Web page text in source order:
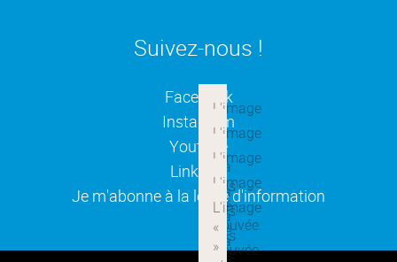
Suivez-nous !
Facebook
(ouverture dans une
Instagram(ouverture dans une
Youtube(ouverture dans une
Linkedin
(ouverture dans une
Je m'abonne à la lettre d'information
(ouverture dans une